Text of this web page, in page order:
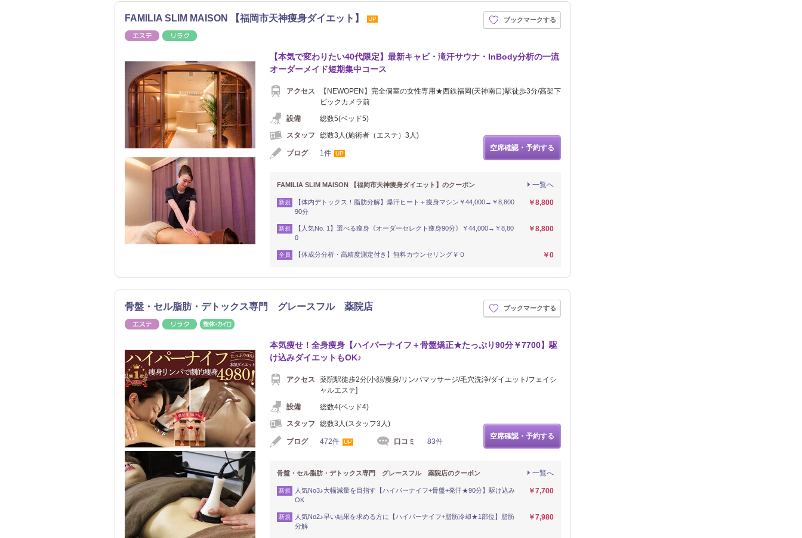
FAMILIA SLIM MAISON 【福岡市天神痩身ダイエット】 UP
エステ
ブックマークする
【本気で変わりたい40代限定】最新キャビ・滝汗サウナ・InBody分析の一流
オーダーメイド短期集中コース
アクセス
【NEWOPEN】完全個室の女性専用★西鉄福岡(天神南口)駅徒歩3分/高架下
ビックカメラ前
設備
総数5(ベッド5)
スタッフ
総数3人(施術者（エステ）3人)
ブログ 1件 UP
空席確認・予約する
一覧へ
FAMILIA SLIM MAISON 【福岡市天神痩身ダイエット】のクーポン
新規
【体内デトックス！脂肪分解】爆汗ヒート＋痩身マシン￥44,000→￥8,800
90分
￥8,800
新規
【人気No. 1】選べる痩身《オーダーセレクト痩身90分》￥44,000→￥8,80
0
￥8,800
全員 【体成分分析・高精度測定付き】無料カウンセリング￥０ ￥0
骨盤・セル脂肪・デトックス専門 グレースフル 薬院店
エステ リラク
ブックマークする
本気痩せ！全身痩身【ハイパーナイフ＋骨盤矯正★たっぷり90分￥7700】駆
け込みダイエットもOK♪
アクセス
薬院駅徒歩2分[小顔/痩身/リンパマッサージ/毛穴洗浄/ダイエット/フェイシ
ャルエステ]
設備
総数4(ベッド4)
スタッフ
総数3人(スタッフ3人)
ブログ 472件 UP 口コミ 83件
空席確認・予約する
一覧へ
骨盤・セル脂肪・デトックス専門 グレースフル 薬院店のクーポン
新規
人気No3♪大幅減量を目指す【ハイパーナイフ+骨盤+発汗★90分】駆け込み
OK
￥7,700
新規
人気No2♪早い結果を求める方に【ハイパーナイフ+脂肪冷却★1部位】脂肪
分解
￥7,980